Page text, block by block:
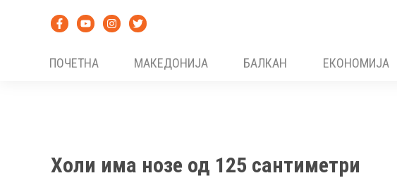
ПОЧЕТНА
МАКЕДОНИЈА БАЛКАН ЕКОНОМИЈА
Холи има нозе од 125 сантиметри